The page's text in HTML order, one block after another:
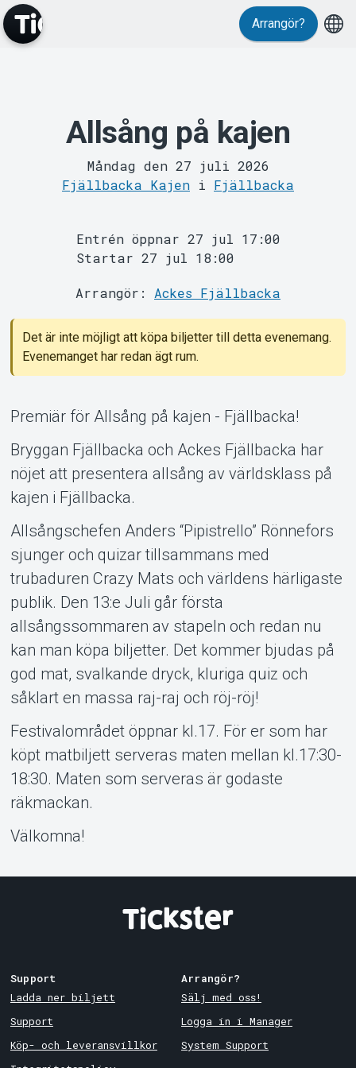
MyTickster
Support
Om Tickster
Arrangör?
Allsång på kajen
Måndag den 27 juli 2026
Fjällbacka Kajen i Fjällbacka
Entrén öppnar 27 jul 17:00
Startar 27 jul 18:00
Arrangör: Ackes Fjällbacka
Det är inte möjligt att köpa biljetter till detta evenemang.
Evenemanget har redan ägt rum.
Premiär för Allsång på kajen - Fjällbacka!
Bryggan Fjällbacka och Ackes Fjällbacka har
nöjet att presentera allsång av världsklass på
kajen i Fjällbacka.
Allsångschefen Anders “Pipistrello” Rönnefors
sjunger och quizar tillsammans med
trubaduren Crazy Mats och världens härligaste
publik. Den 13:e Juli går första
allsångssommaren av stapeln och redan nu
kan man köpa biljetter. Det kommer bjudas på
god mat, svalkande dryck, kluriga quiz och
såklart en massa raj-raj och röj-röj!
Festivalområdet öppnar kl.17. För er som har
köpt matbiljett serveras maten mellan kl.17:30-
18:30. Maten som serveras är godaste
räkmackan.
Välkomna!
Support
Ladda ner biljett
Support
Köp- och leveransvillkor
Arrangör?
Sälj med oss!
Logga in i Manager
System Support